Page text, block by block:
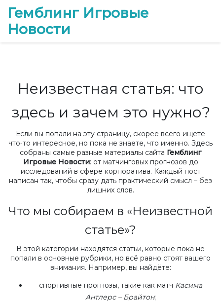
Гемблинг Игровые
Новости
Неизвестная статья: что
здесь и зачем это нужно?
Если вы попали на эту страницу, скорее всего ищете
что‑то интересное, но пока не знаете, что именно. Здесь
собраны самые разные материалы сайта Гемблинг
Игровые Новости: от матчинговых прогнозов до
исследований в сфере корпоратива. Каждый пост
написан так, чтобы сразу дать практический смысл – без
лишних слов.
Что мы собираем в «Неизвестной
статье»?
В этой категории находятся статьи, которые пока не
попали в основные рубрики, но всё равно стоят вашего
внимания. Например, вы найдёте:
спортивные прогнозы, такие как матч Касима
Антлерс – Брайтон;